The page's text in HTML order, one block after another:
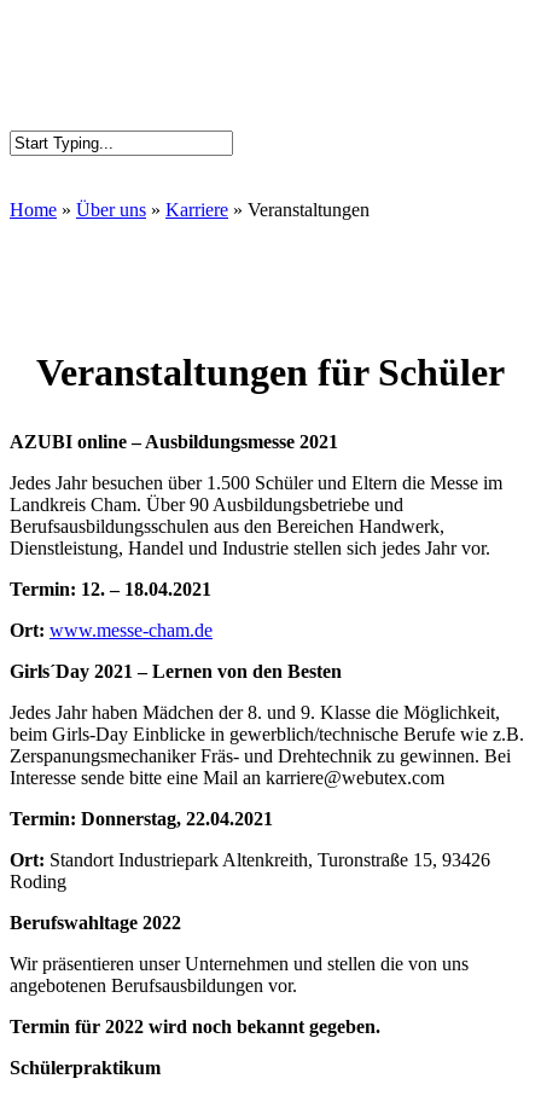
Home » Über uns » Karriere » Veranstaltungen
Veranstaltungen für Schüler
AZUBI online – Ausbildungsmesse 2021
Jedes Jahr besuchen über 1.500 Schüler und Eltern die Messe im
Landkreis Cham. Über 90 Ausbildungsbetriebe und
Berufsausbildungsschulen aus den Bereichen Handwerk,
Dienstleistung, Handel und Industrie stellen sich jedes Jahr vor.
Termin: 12. – 18.04.2021
Ort: www.messe-cham.de
Girls´Day 2021 – Lernen von den Besten
Jedes Jahr haben Mädchen der 8. und 9. Klasse die Möglichkeit,
beim Girls-Day Einblicke in gewerblich/technische Berufe wie z.B.
Zerspanungsmechaniker Fräs- und Drehtechnik zu gewinnen. Bei
Interesse sende bitte eine Mail an karriere@webutex.com
Termin: Donnerstag, 22.04.2021
Ort: Standort Industriepark Altenkreith, Turonstraße 15, 93426
Roding
Berufswahltage 2022
Wir präsentieren unser Unternehmen und stellen die von uns
angebotenen Berufsausbildungen vor.
Termin für 2022 wird noch bekannt gegeben.
Schülerpraktikum